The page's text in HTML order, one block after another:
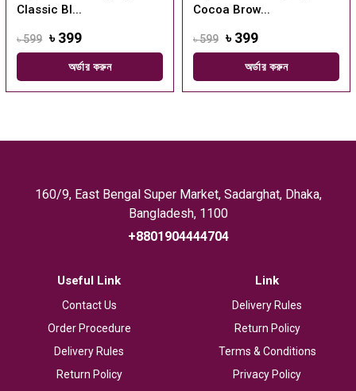
Classic Bl...
৳ 599 ৳ 399
অর্ডার করুন
Cocoa Brow...
৳ 599 ৳ 399
অর্ডার করুন
160/9, East Bengal Super Market, Sadarghat, Dhaka,
Bangladesh, 1100
+8801904444704
Useful Link
Contact Us
Order Procedure
Delivery Rules
Return Policy
Link
Delivery Rules
Return Policy
Terms & Conditions
Privacy Policy